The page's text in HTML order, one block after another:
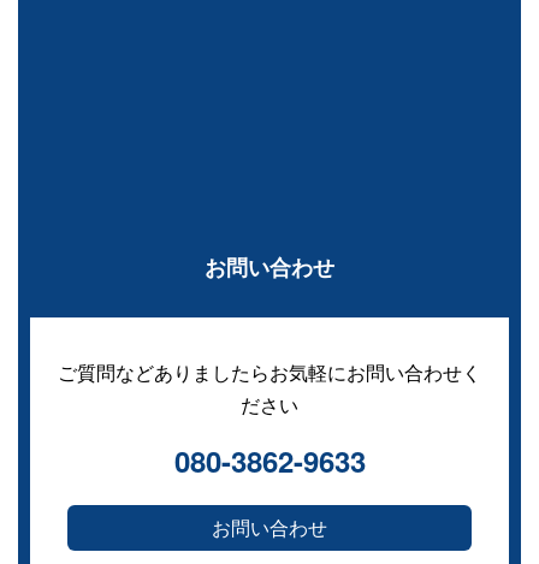
お問い合わせ
ご質問などありましたらお気軽にお問い合わせく
ださい
080-3862-9633
お問い合わせ